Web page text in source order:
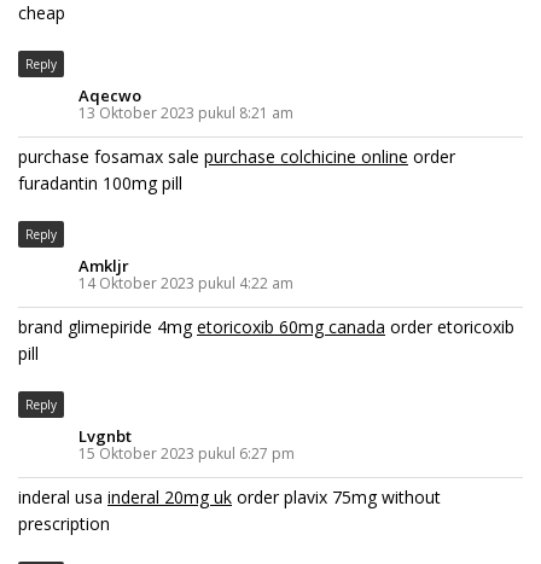
cheap
Reply
Aqecwo
13 Oktober 2023 pukul 8:21 am
purchase fosamax sale purchase colchicine online order
furadantin 100mg pill
Reply
Amkljr
14 Oktober 2023 pukul 4:22 am
brand glimepiride 4mgetoricoxib 60mg canada order etoricoxib
pill
Reply
Lvgnbt
15 Oktober 2023 pukul 6:27 pm
inderal usa inderal 20mg uk order plavix 75mg without
prescription